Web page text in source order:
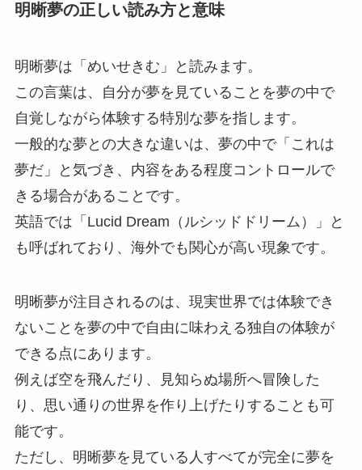
明晰夢の正しい読み方と意味
明晰夢は「めいせきむ」と読みます。
この言葉は、自分が夢を見ていることを夢の中で
自覚しながら体験する特別な夢を指します。
一般的な夢との大きな違いは、夢の中で「これは
夢だ」と気づき、内容をある程度コントロールで
きる場合があることです。
英語では「Lucid Dream（ルシッドドリーム）」と
も呼ばれており、海外でも関心が高い現象です。
明晰夢が注目されるのは、現実世界では体験でき
ないことを夢の中で自由に味わえる独自の体験が
できる点にあります。
例えば空を飛んだり、見知らぬ場所へ冒険した
り、思い通りの世界を作り上げたりすることも可
能です。
ただし、明晰夢を見ている人すべてが完全に夢を